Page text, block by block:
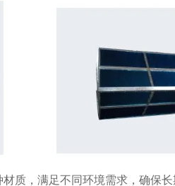
质，满足不同环境需求，确保长